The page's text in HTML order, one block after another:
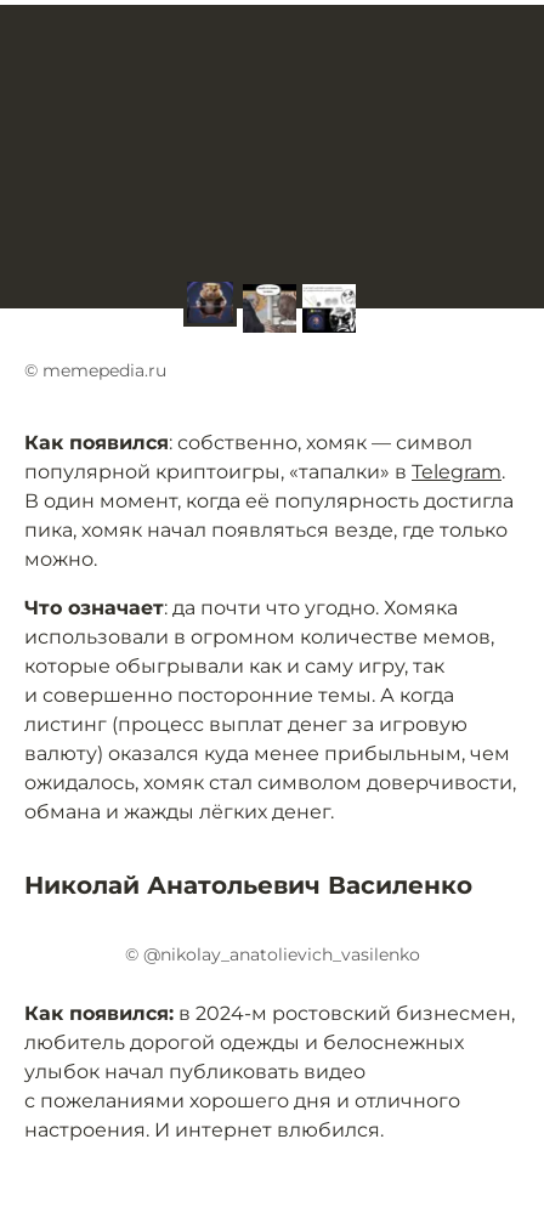
© memepedia.ru
Как появился: собственно, хомяк — символ
популярной криптоигры, «тапалки» в Telegram.
В один момент, когда её популярность достигла
пика, хомяк начал появляться везде, где только
можно.
Что означает: да почти что угодно. Хомяка
использовали в огромном количестве мемов,
которые обыгрывали как и саму игру, так
и совершенно посторонние темы. А когда
листинг (процесс выплат денег за игровую
валюту) оказался куда менее прибыльным, чем
ожидалось, хомяк стал символом доверчивости,
обмана и жажды лёгких денег.
Николай Анатольевич Василенко
© @nikolay_anatolievich_vasilenko
Как появился: в 2024-м ростовский бизнесмен,
любитель дорогой одежды и белоснежных
улыбок начал публиковать видео
с пожеланиями хорошего дня и отличного
настроения. И интернет влюбился.